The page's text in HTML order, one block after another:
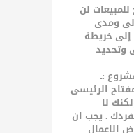
لن
ومدى
إلى خريطة
وتحديد
الرئيسى
لا
. يجب ان
الاعمال